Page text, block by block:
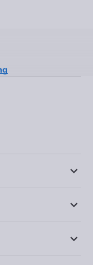
keyboard_arrow_down
keyboard_arrow_down
keyboard_arrow_down